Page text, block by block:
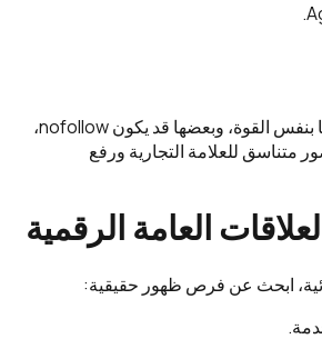
هذه الروابط ليست كلها بنفس القوة، وبعضها قد يكون nofollow،
متناسق للعلامة التجارية ورفع
ابحث عن فرص ظهور حقيقية: